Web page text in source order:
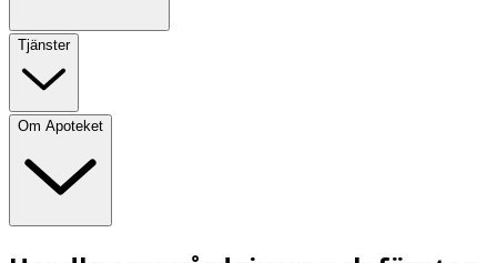
Tjänster
Om Apoteket